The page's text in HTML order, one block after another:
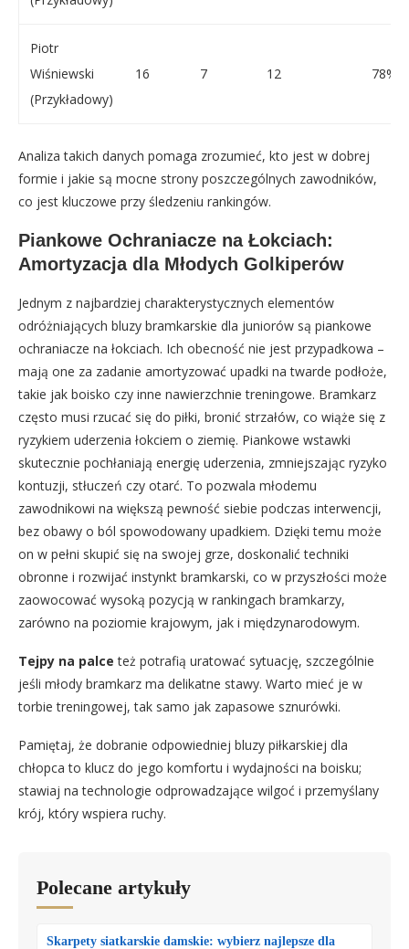
Piotr
Wiśniewski
(Przykładowy)
16 7 12 78%
Analiza takich danych pomaga zrozumieć, kto jest w dobrej
formie i jakie są mocne strony poszczególnych zawodników,
co jest kluczowe przy śledzeniu rankingów.
Piankowe Ochraniacze na Łokciach:
Amortyzacja dla Młodych Golkiperów
Jednym z najbardziej charakterystycznych elementów
odróżniających bluzy bramkarskie dla juniorów są piankowe
ochraniacze na łokciach. Ich obecność nie jest przypadkowa –
mają one za zadanie amortyzować upadki na twarde podłoże,
takie jak boisko czy inne nawierzchnie treningowe. Bramkarz
często musi rzucać się do piłki, bronić strzałów, co wiąże się z
ryzykiem uderzenia łokciem o ziemię. Piankowe wstawki
skutecznie pochłaniają energię uderzenia, zmniejszając ryzyko
kontuzji, stłuczeń czy otarć. To pozwala młodemu
zawodnikowi na większą pewność siebie podczas interwencji,
bez obawy o ból spowodowany upadkiem. Dzięki temu może
on w pełni skupić się na swojej grze, doskonalić techniki
obronne i rozwijać instynkt bramkarski, co w przyszłości może
zaowocować wysoką pozycją w rankingach bramkarzy,
zarówno na poziomie krajowym, jak i międzynarodowym.
Tejpy na palce też potrafią uratować sytuację, szczególnie
jeśli młody bramkarz ma delikatne stawy. Warto mieć je w
torbie treningowej, tak samo jak zapasowe sznurówki.
Pamiętaj, że dobranie odpowiedniej bluzy piłkarskiej dla
chłopca to klucz do jego komfortu i wydajności na boisku;
stawiaj na technologie odprowadzające wilgoć i przemyślany
krój, który wspiera ruchy.
Polecane artykuły
Skarpety siatkarskie damskie: wybierz najlepsze dla